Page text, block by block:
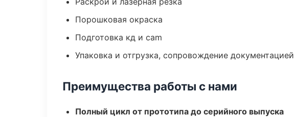
Порошковая окраска
Подготовка кд и cam
Упаковка и отгрузка, сопровождение документацией
Преимущества работы с нами
Полный цикл от прототипа до серийного выпуска